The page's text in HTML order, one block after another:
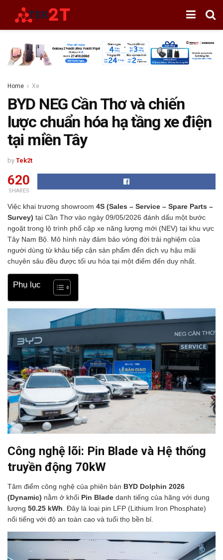
Home Xe
BYD NEG Cần Thơ và chiến
lược chuẩn hóa hạ tầng xe điện
tại miền Tây
by Tek2t
620
SHARES
Việc khai trương showroom 4S (Sales – Service – Spare Parts –
Survey) tại Cần Thơ vào ngày 09/05/2026 đánh dấu một bước
ngoặt trong lộ trình phổ cập xe năng lượng mới (NEV) tại khu vực
Tây Nam Bộ. Mô hình này đảm bảo vòng đời trải nghiệm của
người dùng từ khâu tiếp cận sản phẩm đến dịch vụ hậu mãi
chuyên sâu đều được tối ưu hóa tại một điểm đến duy nhất.
Phụ lục
Công nghệ lõi: Pin Blade và Hệ thống
truyền động 70kW
Tâm điểm công nghệ của phiên bản BYD Dolphin 2026
(Dynamic) nằm ở khối Pin Blade danh tiếng của hãng với dung
lượng 50.25 kWh. Đây là loại pin LFP (Lithium Iron Phosphate)
nổi tiếng với độ an toàn cao và tuổi thọ bền bỉ.